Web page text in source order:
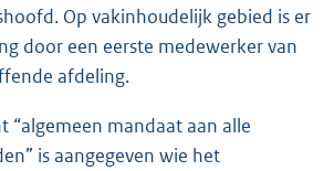
Op vakinhoudelijk gebied is er
door een eerste medewerker van
afdeling.
“algemeen mandaat aan alle
is aangegeven wie het